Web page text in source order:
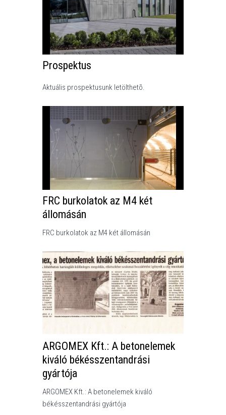
Prospektus
Aktuális prospektusunk letölthetõ.
FRC burkolatok az M4 két
állomásán
FRC burkolatok az M4 két állomásán
ARGOMEX Kft.: A betonelemek
kiváló békésszentandrási
gyártója
ARGOMEX Kft.: A betonelemek kiváló
békésszentandrási gyártója